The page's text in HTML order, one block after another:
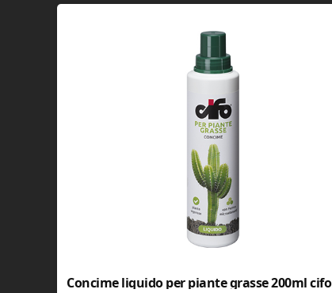
Concime liquido per piante grasse 200ml cifo